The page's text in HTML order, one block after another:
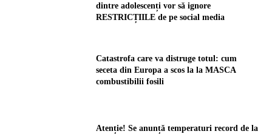
dintre adolescenți vor să ignore
RESTRICȚIILE de pe social media
Catastrofa care va distruge totul: cum
seceta din Europa a scos la la MASCA
combustibilii fosili
Atenție! Se anunță temperaturi record de la